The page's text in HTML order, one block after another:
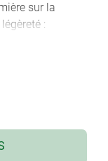
sur la
:
coins élégants
(edge)
un montage
sur des mâts